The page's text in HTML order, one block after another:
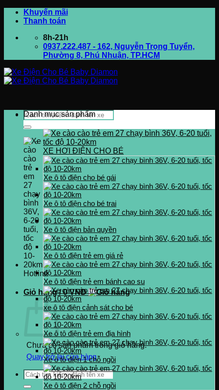
qua
dung
Khuyến mãi
Thanh toán
8h-21h
0937.222.487 - 162, Nguyễn Trọng Tuyển,
Phường 8, Phú Nhuận, TP.HCM
Tìm
kiếm:
Hotline
0937.222.487
Giỏ hàng /0VND
Chưa có sản phẩm trong giỏ hàng.
Quay trở lại cửa hàng
Tìm
kiếm:
Danh mục sản phẩm
XE HƠI ĐIỆN CHO BÉ
Xe ô tô điện cho bé gái
Xe ô tô điện cho bé trai
Xe ô tô điện bản quyền
Xe ô tô điện trẻ em giá rẻ
Xe ô tô điện trẻ em bánh cao su
xe ô tô điện cảnh sát cho bé
Xe ô tô điện trẻ em địa hình
Xe ô tô điện 1 chỗ ngồi
Xe ô tô điện 2 chỗ ngồi